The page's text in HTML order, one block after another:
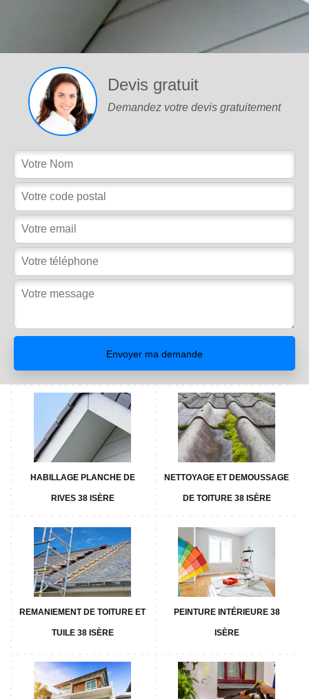
Devis gratuit
Demandez votre devis gratuitement
HABILLAGE PLANCHE DE
RIVES 38 ISÈRE
NETTOYAGE ET DEMOUSSAGE
DE TOITURE 38 ISÈRE
REMANIEMENT DE TOITURE ET
TUILE 38 ISÈRE
PEINTURE INTÉRIEURE 38
ISÈRE